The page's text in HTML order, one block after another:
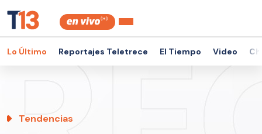
Lo Último Reportajes Teletrece El Tiempo Video
Tendencias